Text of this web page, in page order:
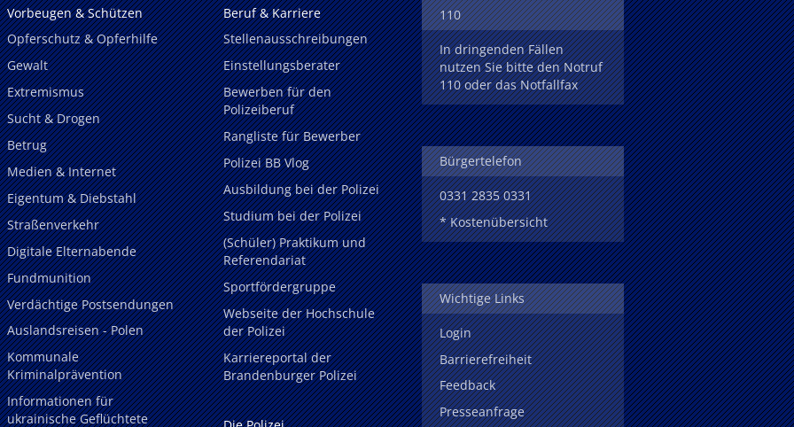
Vorbeugen & Schützen
Opferschutz & Opferhilfe
Gewalt
Extremismus
Sucht & Drogen
Betrug
Medien & Internet
Eigentum & Diebstahl
Straßenverkehr
Digitale Elternabende
Fundmunition
Verdächtige Postsendungen
Auslandsreisen - Polen
Kommunale
Kriminalprävention
Informationen für
ukrainische Geflüchtete
Beruf & Karriere
Stellenausschreibungen
Einstellungsberater
Bewerben für den
Polizeiberuf
Rangliste für Bewerber
Polizei BB Vlog
Ausbildung bei der Polizei
Studium bei der Polizei
(Schüler) Praktikum und
Referendariat
Sportfördergruppe
Webseite der Hochschule
der Polizei
Karriereportal der
Brandenburger Polizei
110
In dringenden Fällen
nutzen Sie bitte den Notruf
110 oder das Notfallfax
Bürgertelefon
0331 2835 0331
* Kostenübersicht
Wichtige Links
Login
Barrierefreiheit
Feedback
Presseanfrage